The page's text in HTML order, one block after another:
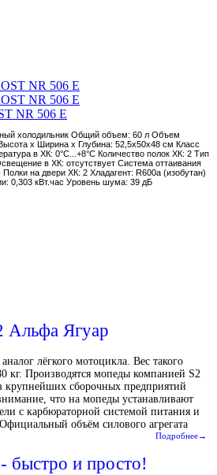
NR 506 E
холодильник Общий объем: 60 л Объем
х Ширина х Глубина: 52,5x50x48 см Класс
в ХК: 0°С...+8°С Количество полок ХК: 2 Тип
в ХК: отсутствует Система оттаивания
на двери ХК: 2 Хладагент: R600a (изобутан)
0,303 кВт.час Уровень шума: 39 дБ
Альфа Ягуар
лёгкого мотоцикла. Вес такого
кг. Производятся мопеды компанией S2
крупнейших сборочных предприятий
что на мопеды устанавливают
с карбюраторной системой питания и
объём силового агрегата
Подробнее→
быстро и просто!